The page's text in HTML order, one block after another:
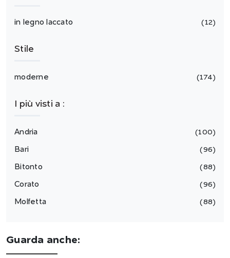
in legno laccato 12
Stile
moderne 174
I più visti a :
Andria 100
Bari 96
Bitonto 88
Corato 96
Molfetta 88
Guarda anche: